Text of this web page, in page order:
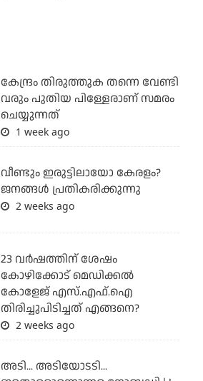
കേന്ദ്രം തിരുത്തുക തന്നെ വേണ്ടി
വരും പുതിയ പിള്ളേരാണ് സമരം
ചെയ്യുന്നത്
1 week ago
വീണ്ടും ഇരുട്ടിലായോ കേരളം?
ജനങ്ങൾ പ്രതികരിക്കുന്നു
2 weeks ago
23 വർഷത്തിന് ശേഷം
കോഴിക്കോട് മെഡിക്കൽ
കോളേജ് എസ്.എഫ്.ഐ
തിരിച്ചുപിടിച്ചത് എങ്ങനെ?
2 weeks ago
അടി... അടിയോടടി...